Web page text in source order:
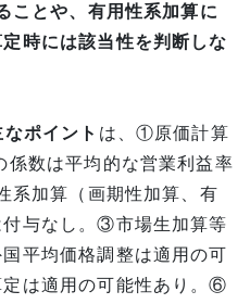
ことや、有用性系加算に
時には該当性を判断しな
ポイント は、①原価計算
係数は平均的な営業利益率
系加算（画期性加算、有
与なし。③市場生加算等
平均価格調整は適用の可
は適用の可能性あり。⑥